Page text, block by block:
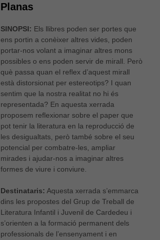
Planas
SINOPSI: Els llibres poden ser portes que
ens portin a conèixer altres vides, poden
portar-nos volant a imaginar altres mons
possibles o ens poden servir de mirall. Però
què passa quan el reflex d’aquest mirall
està distorsionat per estereotips? I quan
sentim que la nostra realitat no hi és
representada? En aquesta xerrada
proposem reflexionar sobre el paper que
pot tenir la literatura en la reproducció de
les desigualtats, però també sobre el seu
potencial per combatre-les, ampliar
mirades i ajudar-nos a imaginar altres
formes de viure i conviure.
Destinataris: Aquesta xerrada s’emmarca
dins les propostes del Grup de Treball de
Literatura Infantil i Juvenil de Cardedeu i
s’orienten a la formació permanent dels
professionals de l’ensenyament i en